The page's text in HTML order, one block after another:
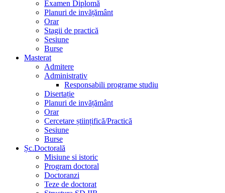
Examen Diplomă
Planuri de invățământ
Orar
Stagii de practică
Sesiune
Burse
Masterat
Admitere
Administrativ
Responsabili programe studiu
Disertație
Planuri de invățământ
Orar
Cercetare științifică/Practică
Sesiune
Burse
Șc.Doctorală
Misiune si istoric
Program doctoral
Doctoranzi
Teze de doctorat